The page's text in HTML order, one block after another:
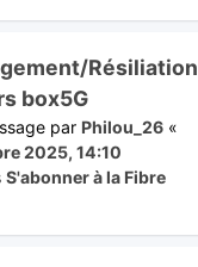
Résiliation
box5G
par Philou_26 «
2025, 14:10
S'abonner à la Fibre